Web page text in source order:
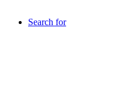
Search for